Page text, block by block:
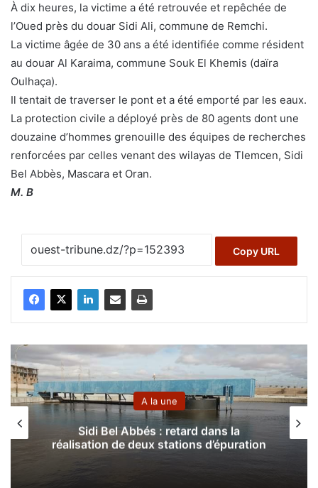
À dix heures, la victime a été retrouvée et repêchée de
l’Oued près du douar Sidi Ali, commune de Remchi.
La victime âgée de 30 ans a été identifiée comme résident
au douar Al Karaima, commune Souk El Khemis (daïra
Oulhaça).
Il tentait de traverser le pont et a été emporté par les eaux.
La protection civile a déployé près de 80 agents dont une
douzaine d’hommes grenouille des équipes de recherches
renforcées par celles venant des wilayas de Tlemcen, Sidi
Bel Abbès, Mascara et Oran.
M. B
Copy URL
A la une
Sidi Bel Abbés : retard dans la
réalisation de deux stations d’épuration